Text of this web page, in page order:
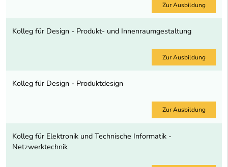
Zur Ausbildung
Kolleg für Design - Produkt- und Innenraumgestaltung
Zur Ausbildung
Kolleg für Design - Produktdesign
Zur Ausbildung
Kolleg für Elektronik und Technische Informatik -
Netzwerktechnik